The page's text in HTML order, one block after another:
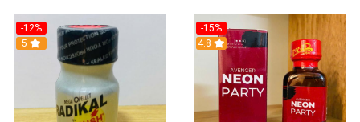
-12%
5
-15%
4.8